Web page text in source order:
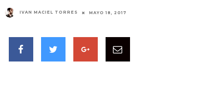
IVAN MACIEL TORRES MAYO 18, 2017